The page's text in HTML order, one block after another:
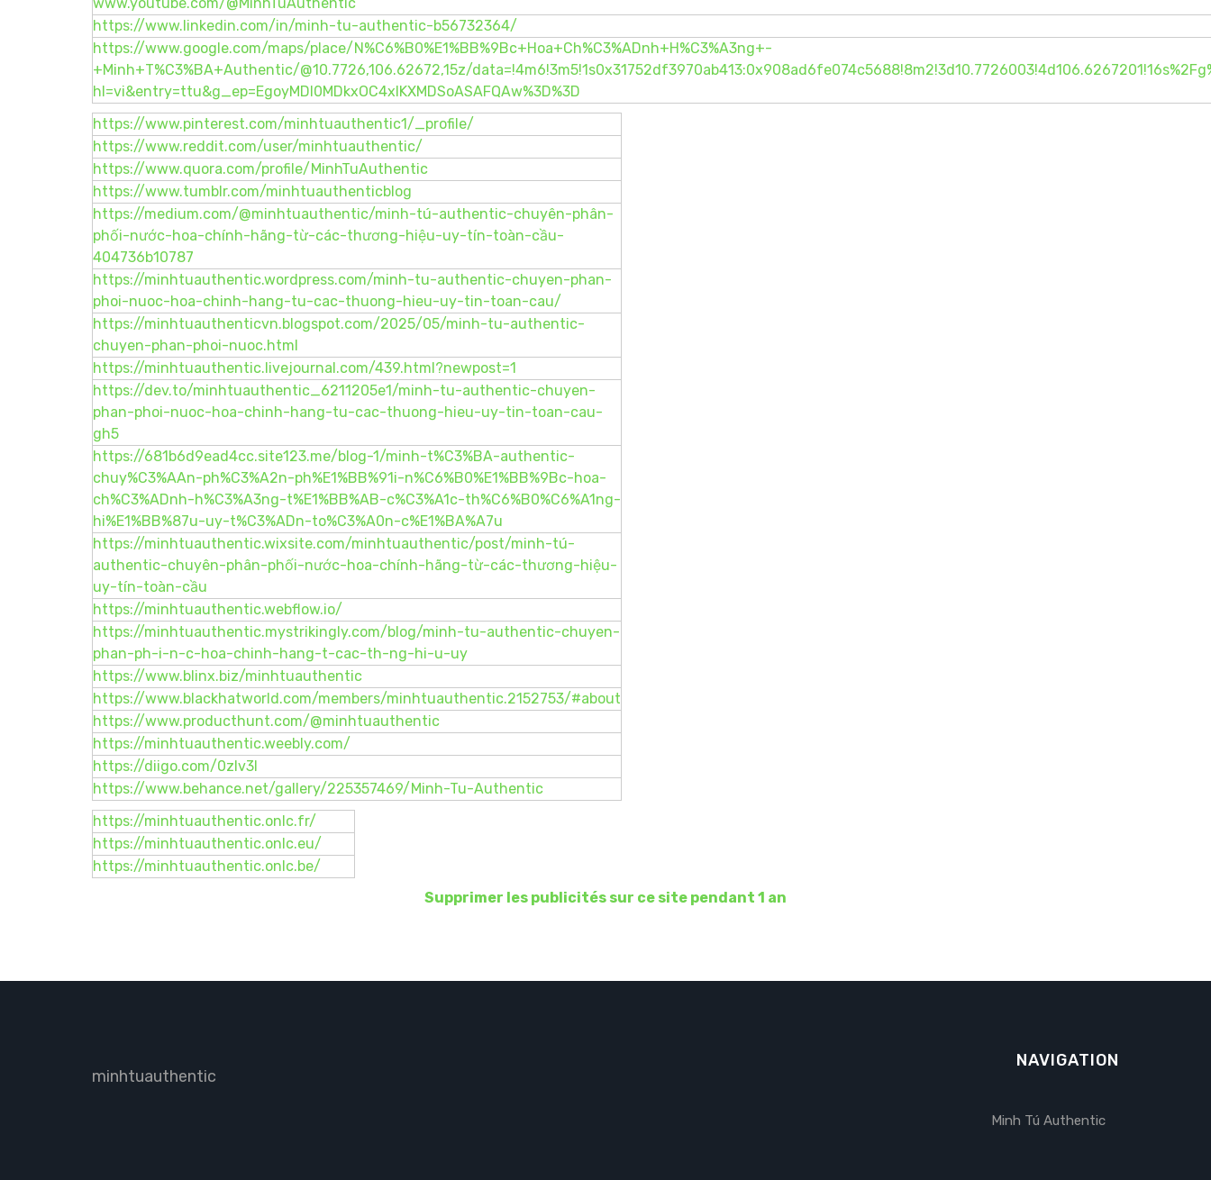
https://www.linkedin.com/in/minh-tu-authentic-b56732364/
https://www.google.com/maps/place/N%C6%B0%E1%BB%9Bc+Hoa+Ch%C3%ADnh+H%C3%A3ng+-
+Minh+T%C3%BA+Authentic/@10.7726,106.62672,15z/
hl=vi&entry=ttu&g_ep=EgoyMDI0MDkxOC4xIKXMDSoASAFQAw%3D%3D
https://www.pinterest.com/minhtuauthentic1/_profile/
https://www.reddit.com/user/minhtuauthentic/
https://www.quora.com/profile/MinhTuAuthentic
https://www.tumblr.com/minhtuauthenticblog
https://medium.com/@minhtuauthentic/minh-tú-authentic-chuyên-phân-
phối-nước-hoa-chính-hãng-từ-các-thương-hiệu-uy-tín-toàn-cầu-
404736b10787
https://minhtuauthentic.wordpress.com/minh-tu-authentic-chuyen-phan-
phoi-nuoc-hoa-chinh-hang-tu-cac-thuong-hieu-uy-tin-toan-cau/
https://minhtuauthenticvn.blogspot.com/2025/05/minh-tu-authentic-
chuyen-phan-phoi-nuoc.html
https://minhtuauthentic.livejournal.com/439.html?newpost=1
https://dev.to/minhtuauthentic_6211205e1/minh-tu-authentic-chuyen-
phan-phoi-nuoc-hoa-chinh-hang-tu-cac-thuong-hieu-uy-tin-toan-cau-
gh5
https://681b6d9ead4cc.site123.me/blog-1/minh-t%C3%BA-authentic-
chuy%C3%AAn-ph%C3%A2n-ph%E1%BB%91i-n%C6%B0%E1%BB%9Bc-hoa-
ch%C3%ADnh-h%C3%A3ng-t%E1%BB%AB-c%C3%A1c-th%C6%B0%C6%A1ng-
hi%E1%BB%87u-uy-t%C3%ADn-to%C3%A0n-c%E1%BA%A7u
https://minhtuauthentic.wixsite.com/minhtuauthentic/post/minh-tú-
authentic-chuyên-phân-phối-nước-hoa-chính-hãng-từ-các-thương-hiệu-
uy-tín-toàn-cầu
https://minhtuauthentic.webflow.io/
https://minhtuauthentic.mystrikingly.com/blog/minh-tu-authentic-chuyen-
phan-ph-i-n-c-hoa-chinh-hang-t-cac-th-ng-hi-u-uy
https://www.blinx.biz/minhtuauthentic
https://www.blackhatworld.com/members/minhtuauthentic.2152753/#about
https://www.producthunt.com/@minhtuauthentic
https://minhtuauthentic.weebly.com/
https://diigo.com/0zlv3l
https://www.behance.net/gallery/225357469/Minh-Tu-Authentic
https://minhtuauthentic.onlc.fr/
https://minhtuauthentic.onlc.eu/
https://minhtuauthentic.onlc.be/
Supprimer les publicités sur ce site pendant 1 an
minhtuauthentic
NAVIGATION
Minh Tú Authentic